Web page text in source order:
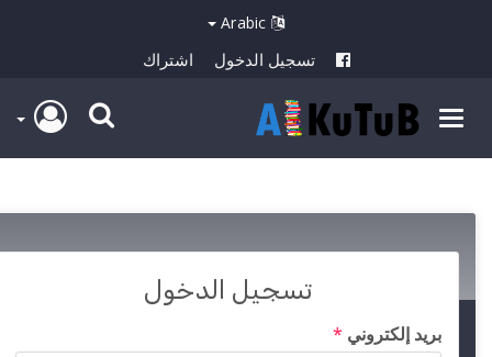
تسجيل الدخول اشتراك
تسجيل الدخول
بريد إلكتروني *